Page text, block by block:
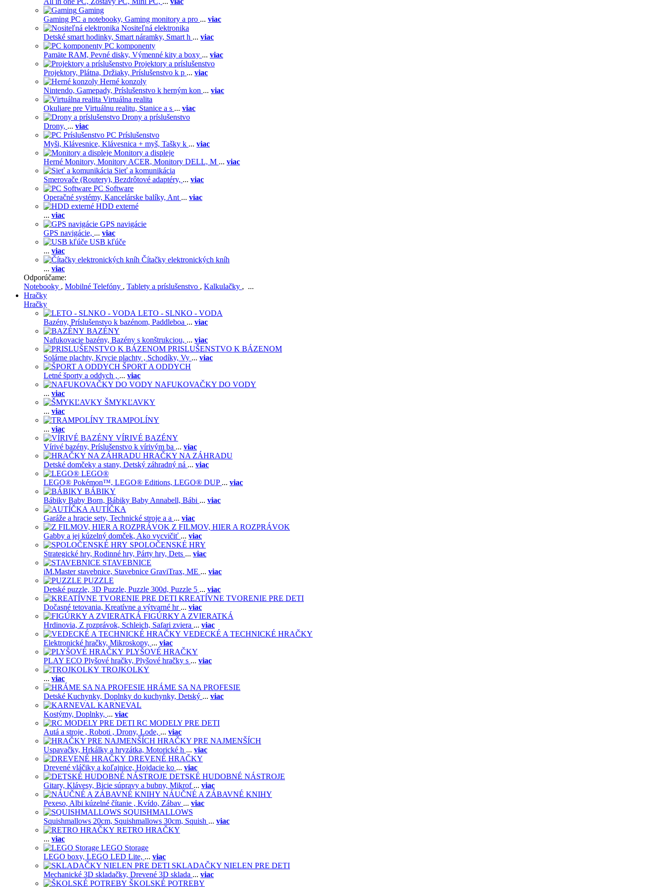
Gaming
Gaming PC a notebooky, Gaming monitory a pro ... viac
Nositeľná elektronika
Detské smart hodinky, Smart náramky, Smart h ... viac
PC komponenty
Pamäte RAM, Pevné disky, Výmenné kity a boxy ... viac
Projektory a príslušenstvo
Projektory, Plátna, Držiaky, Príslušenstvo k p ... viac
Herné konzoly
Nintendo, Gamepady, Príslušenstvo k herným kon ... viac
Virtuálna realita
Okuliare pre Virtuálnu realitu, Stanice a s ... viac
Drony a príslušenstvo
Drony, ... viac
PC Príslušenstvo
Myši, Klávesnice, Klávesnica + myš, Tašky k ... viac
Monitory a displeje
Herné Monitory, Monitory ACER, Monitory DELL, M ... viac
Sieť a komunikácia
Smerovače (Routery), Bezdrôtové adaptéry, ... viac
PC Software
Operačné systémy, Kancelárske balíky, Ant ... viac
HDD externé
... viac
GPS navigácie
GPS navigácie, ... viac
USB kľúče
... viac
Čítačky elektronických kníh
... viac
Odporúčame:
Notebooky , Mobilné Telefóny , Tablety a príslušenstvo , Kalkulačky , ...
Hračky
Hračky
LETO - SLNKO - VODA
Bazény, Príslušenstvo k bazénom, Paddleboa ... viac
BAZÉNY
Nafukovacie bazény, Bazény s konštrukciou, ... viac
PRISLUŠENSTVO K BÁZENOM
Solárne plachty, Krycie plachty , Schodíky, Vy ... viac
ŠPORT A ODDYCH
Letné športy a oddych , ... viac
NAFUKOVAČKY DO VODY
... viac
ŠMYKĽAVKY
... viac
TRAMPOLÍNY
... viac
VÍRIVÉ BAZÉNY
Vírivé bazény, Príslušenstvo k vírivým ba ... viac
HRAČKY NA ZÁHRADU
Detské domčeky a stany, Detský záhradný ná ... viac
LEGO®
LEGO® Pokémon™, LEGO® Editions, LEGO® DUP ... viac
BÁBIKY
Bábiky Baby Born, Bábiky Baby Annabell, Bábi ... viac
AUTÍČKA
Garáže a hracie sety, Technické stroje a a ... viac
Z FILMOV, HIER A ROZPRÁVOK
Gabby a jej kúzelný domček, Ako vycvičiť ... viac
SPOLOČENSKÉ HRY
Strategické hry, Rodinné hry, Párty hry, Dets ... viac
STAVEBNICE
iM.Master stavebnice, Stavebnice GraviTrax, ME ... viac
PUZZLE
Detské puzzle, 3D Puzzle, Puzzle 300d, Puzzle 5 ... viac
KREATÍVNE TVORENIE PRE DETI
Dočasné tetovania, Kreatívne a výtvarné hr ... viac
FIGÚRKY A ZVIERATKÁ
Hrdinovia, Z rozprávok, Schleich, Safari zviera ... viac
VEDECKÉ A TECHNICKÉ HRAČKY
Elektronické hračky, Mikroskopy, ... viac
PLYŠOVÉ HRAČKY
PLAY ECO Plyšové hračky, Plyšové hračky s ... viac
TROJKOLKY
... viac
HRÁME SA NA PROFESIE
Detské Kuchynky, Doplnky do kuchynky, Detský ... viac
KARNEVAL
Kostýmy, Doplnky, ... viac
RC MODELY PRE DETI
Autá a stroje , Roboti , Drony, Lode, ... viac
HRAČKY PRE NAJMENŠÍCH
Uspavačky, Hrkálky a hryzátka, Motorické h ... viac
DREVENÉ HRAČKY
Drevené vláčiky a koľajnice, Hojdacie ko ... viac
DETSKÉ HUDOBNÉ NÁSTROJE
Gitary, Klávesy, Bicie súpravy a bubny, Mikrof ... viac
NÁUČNÉ A ZÁBAVNÉ KNIHY
Pexeso, Albi kúzelné čítanie , Kvído, Zábav ... viac
SQUISHMALLOWS
Squishmallows 20cm, Squishmallows 30cm, Squish ... viac
RETRO HRAČKY
... viac
LEGO Storage
LEGO boxy, LEGO LED Lite, ... viac
SKLADAČKY NIELEN PRE DETI
Mechanické 3D skladačky, Drevené 3D sklada ... viac
ŠKOLSKÉ POTREBY